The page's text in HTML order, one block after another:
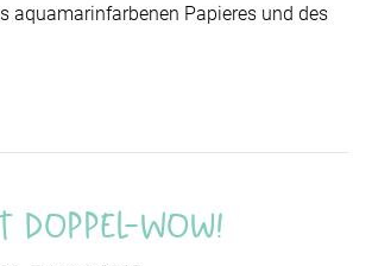
aquamarinfarbenen Papieres und des
Doppel-Wow!